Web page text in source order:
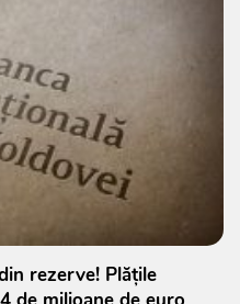
rezerve! Plățile